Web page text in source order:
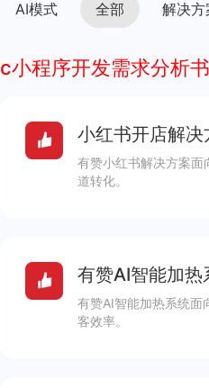
AI模式 全部 解决方
c小程序开发需求分析书
小红书开店解
有赞小红书解决方案面
道转化。
有赞AI智能加热
有赞AI智能加热系统面
客效率。